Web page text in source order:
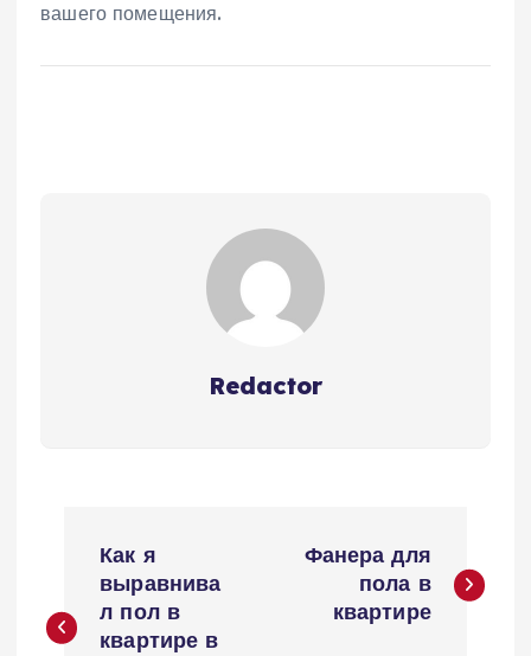
вашего помещения.
Redactor
Как я
выравнива
л пол в
квартире в
Фанера для
пола в
квартире